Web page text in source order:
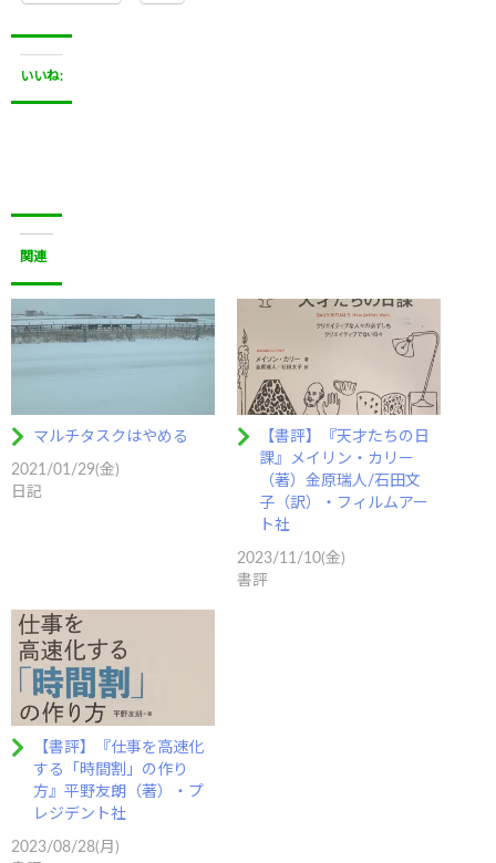
いいね:
関連
マルチタスクはやめる
2021/01/29(金)
日記
【書評】『天才たちの日
課』メイリン・カリー
（著）金原瑞人/石田文
子（訳）・フィルムアー
ト社
2023/11/10(金)
書評
【書評】『仕事を高速化
する「時間割」の作り
方』平野友朗（著）・プ
レジデント社
2023/08/28(月)